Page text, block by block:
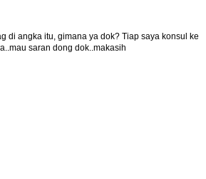
di angka itu, gimana ya dok? Tiap saya konsul ke
saran dong dok..makasih